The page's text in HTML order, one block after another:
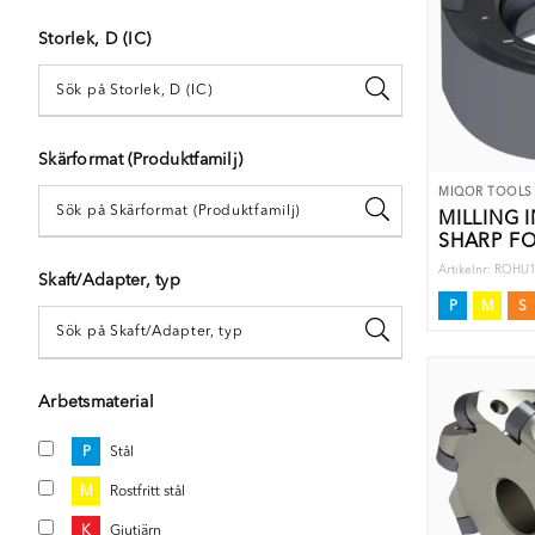
Storlek, D (IC)
Skärformat (Produktfamilj)
Skaft/Adapter, typ
Arbetsmaterial
P Stål
M Rostfritt stål
K Gjutjärn
MIQOR TOOLS
MILLING
SHARP
Artikelnr:
P M S